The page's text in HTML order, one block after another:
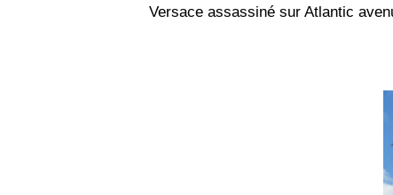
Versace assassiné sur Atlantic